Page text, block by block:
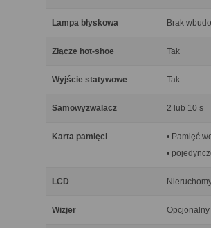
Lampa błyskowa Brak
Złącze hot-shoe Tak
Wyjście statywowe Tak
Samowyzwalacz 2 lub 10 s
Karta pamięci
• Pamięć
•
LCD
Wizjer Opcjonalny